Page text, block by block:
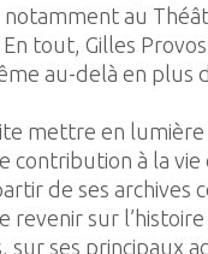
au
tout, Gilles
au-delà en plus
mettre en
contribution à la
de ses archives
revenir sur
sur ses principaux